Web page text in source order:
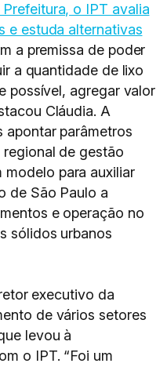
o IPT avalia
e estuda alternativas
a premissa de poder
a quantidade de lixo
possível, agregar valor
Cláudia. A
apontar parâmetros
de gestão
modelo para auxiliar
de São Paulo a
e operação no
sólidos urbanos
executivo da
de vários setores
levou à
o IPT. “Foi um